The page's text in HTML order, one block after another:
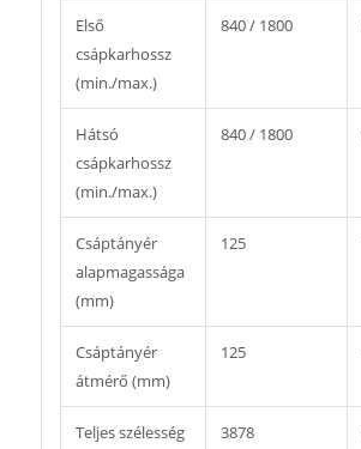
Első
csápkarhossz
(min./max.)
840 / 1800
Hátsó
csápkarhossz
(min./max.)
840 / 1800
Csáptányér
alapmagassága
(mm)
125
Csáptányér
átmérő (mm)
125
Teljes szélesség
3878